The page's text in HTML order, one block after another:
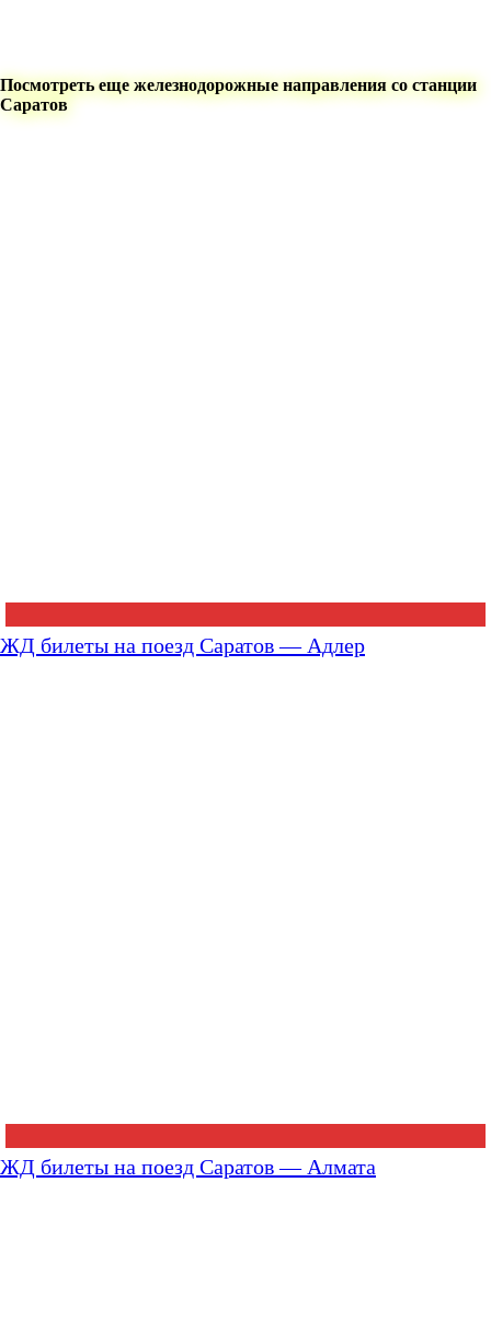
Посмотреть еще железнодорожные направления со станции
Саратов
ЖД билеты на поезд Саратов — Адлер
ЖД билеты на поезд Саратов — Алмата